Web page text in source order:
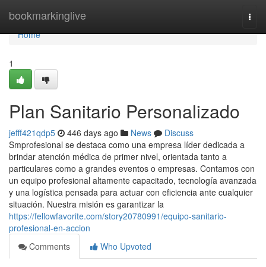
bookmarkinglive
Home
Home
1
Plan Sanitario Personalizado
jefff421qdp5 446 days ago News
Discuss
Smprofesional se destaca como una empresa líder dedicada a
brindar atención médica de primer nivel, orientada tanto a
particulares como a grandes eventos o empresas. Contamos con
un equipo profesional altamente capacitado, tecnología avanzada
y una logística pensada para actuar con eficiencia ante cualquier
situación. Nuestra misión es garantizar la
https://fellowfavorite.com/story20780991/equipo-sanitario-
profesional-en-accion
Comments
Who Upvoted